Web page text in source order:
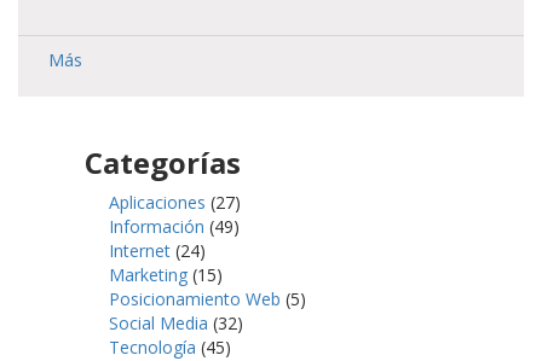
Más
Categorías
Aplicaciones (27)
Información (49)
Internet (24)
Marketing (15)
Posicionamiento Web (5)
Social Media (32)
Tecnología (45)